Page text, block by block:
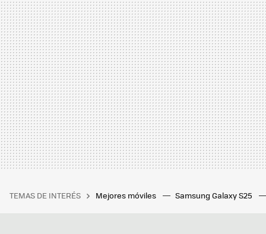
TEMAS DE INTERÉS Mejores móviles Samsung Galaxy S25